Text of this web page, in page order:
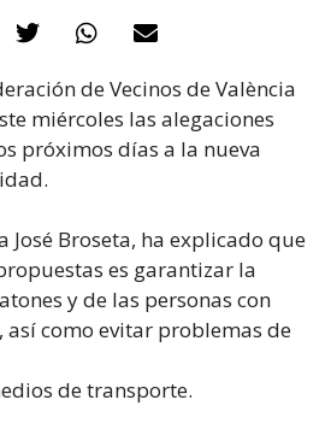
de Vecinos de València
miércoles las alegaciones
próximos días a la nueva
José Broseta, ha explicado que
es garantizar la
y de las personas con
como evitar problemas de
de transporte.